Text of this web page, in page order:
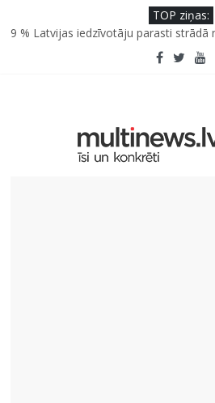
TOP ziņas:
SPF rokasgrāmata ikdienai un
farmaceite
9 % Latvijas iedzīvotāju parasti strādā
un kā to palīdz paveikt papildinātā
Kad bērns atsakās no dārzeņiem: